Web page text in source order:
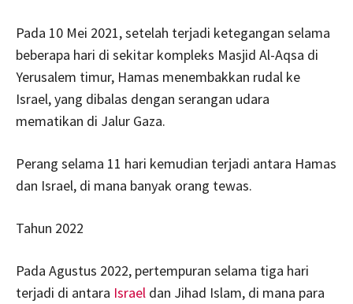
Pada 10 Mei 2021, setelah terjadi ketegangan selama
beberapa hari di sekitar kompleks Masjid Al-Aqsa di
Yerusalem timur, Hamas menembakkan rudal ke
Israel, yang dibalas dengan serangan udara
mematikan di Jalur Gaza.
Perang selama 11 hari kemudian terjadi antara Hamas
dan Israel, di mana banyak orang tewas.
Tahun 2022
Pada Agustus 2022, pertempuran selama tiga hari
terjadi di antara Israel dan Jihad Islam, di mana para